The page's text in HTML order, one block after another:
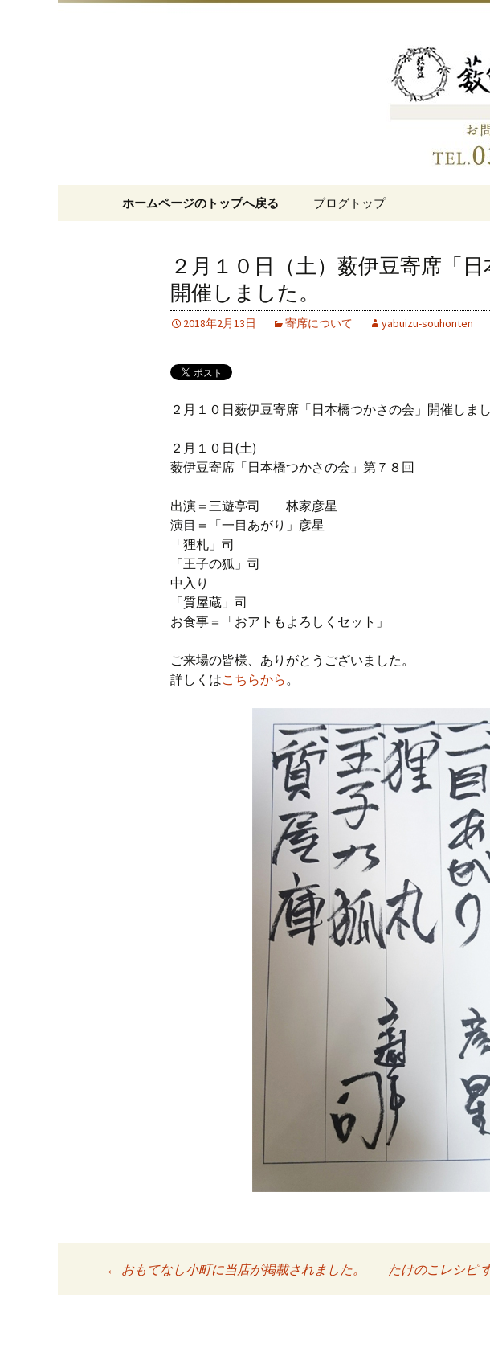
日本橋の老舗蕎
コンテンツへ移動
ホームページのトップへ戻る ブログトップ
２月１０日（土）薮伊豆寄席「日
開催しました。
2018年2月13日 寄席について yabuizu-souhonten
２月１０日薮伊豆寄席「日本橋つかさの会」開催しまし
２月１０日(土)
薮伊豆寄席「日本橋つかさの会」第７８回
出演＝三遊亭司 林家彦星
演目＝「一目あがり」彦星
「狸札」司
「王子の狐」司
中入り
「質屋蔵」司
お食事＝「おアトもよろしくセット」
ご来場の皆様、ありがとうございました。
詳しくはこちらから。
投稿ナビゲーション
← おもてなし小町に当店が掲載されました。 たけのこレシピ